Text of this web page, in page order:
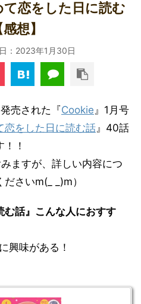
て恋をした日に読む
想】
： 2023年1月30日
売された『Cookie』1月号
恋をした日に読む話』40話
！
ますが、詳しい内容につ
さいm(_ _)m）
む話』こんな人におすす
興味がある！